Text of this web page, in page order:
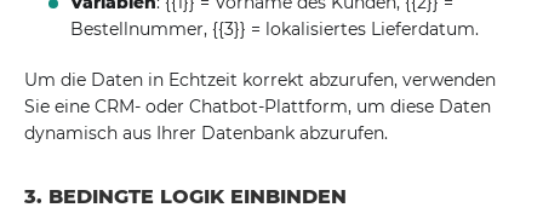
Bestellnummer, {{3}} = lokalisiertes Lieferdatum.
Um die Daten in Echtzeit korrekt abzurufen, verwenden
Sie eine CRM- oder Chatbot-Plattform, um diese Daten
dynamisch aus Ihrer Datenbank abzurufen.
3. BEDINGTE LOGIK EINBINDEN